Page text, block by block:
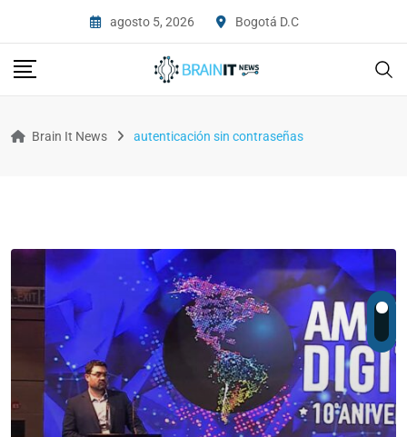
agosto 5, 2026 Bogotá D.C
Brain It News autenticación sin contraseñas